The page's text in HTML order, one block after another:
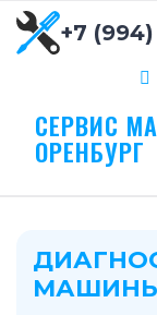
+7
СЕРВИС
ОРЕНБУРГ